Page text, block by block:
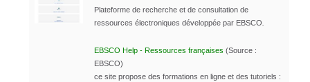
Plateforme de recherche et de consultation de
ressources électroniques développée par EBSCO
EBSCO Help - Ressources françaises (Source :
EBSCO)
ce site propose des formations en ligne et des tutoriels :